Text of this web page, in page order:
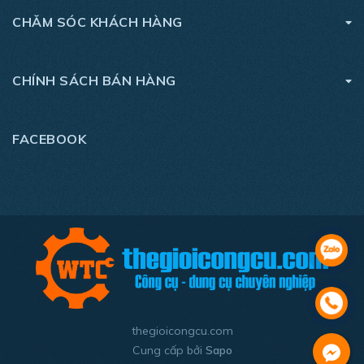
- Trọng lượng: 1.5kg
CHĂM SÓC KHÁCH HÀNG
CHÍNH SÁCH BÁN HÀNG
FACEBOOK
thegioicongcu.com
Cung cấp bởi Sapo